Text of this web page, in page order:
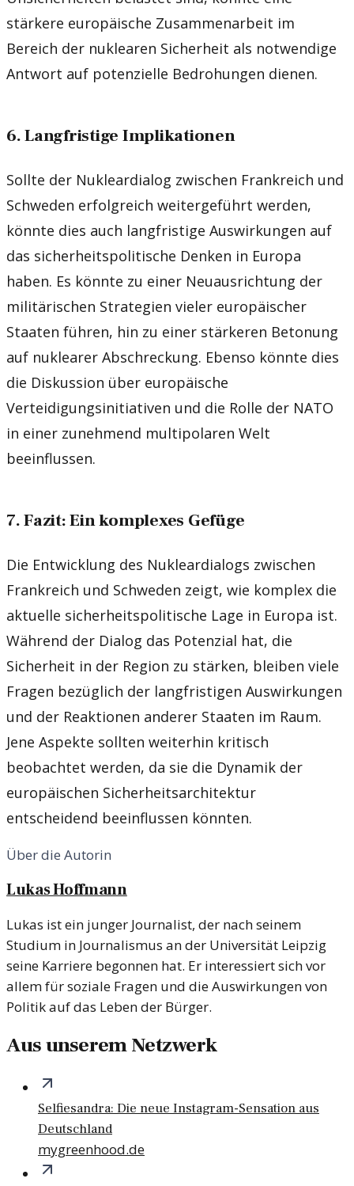
stärkere europäische Zusammenarbeit im
Bereich der nuklearen Sicherheit als notwendige
Antwort auf potenzielle Bedrohungen dienen.
6. Langfristige Implikationen
Sollte der Nukleardialog zwischen Frankreich und
Schweden erfolgreich weitergeführt werden,
könnte dies auch langfristige Auswirkungen auf
das sicherheitspolitische Denken in Europa
haben. Es könnte zu einer Neuausrichtung der
militärischen Strategien vieler europäischer
Staaten führen, hin zu einer stärkeren Betonung
auf nuklearer Abschreckung. Ebenso könnte dies
die Diskussion über europäische
Verteidigungsinitiativen und die Rolle der NATO
in einer zunehmend multipolaren Welt
beeinflussen.
7. Fazit: Ein komplexes Gefüge
Die Entwicklung des Nukleardialogs zwischen
Frankreich und Schweden zeigt, wie komplex die
aktuelle sicherheitspolitische Lage in Europa ist.
Während der Dialog das Potenzial hat, die
Sicherheit in der Region zu stärken, bleiben viele
Fragen bezüglich der langfristigen Auswirkungen
und der Reaktionen anderer Staaten im Raum.
Jene Aspekte sollten weiterhin kritisch
beobachtet werden, da sie die Dynamik der
europäischen Sicherheitsarchitektur
entscheidend beeinflussen könnten.
Über die Autorin
Lukas Hoffmann
Lukas ist ein junger Journalist, der nach seinem
Studium in Journalismus an der Universität Leipzig
seine Karriere begonnen hat. Er interessiert sich vor
allem für soziale Fragen und die Auswirkungen von
Politik auf das Leben der Bürger.
Aus unserem Netzwerk
Selfiesandra: Die neue Instagram-Sensation aus
Deutschland
mygreenhood.de